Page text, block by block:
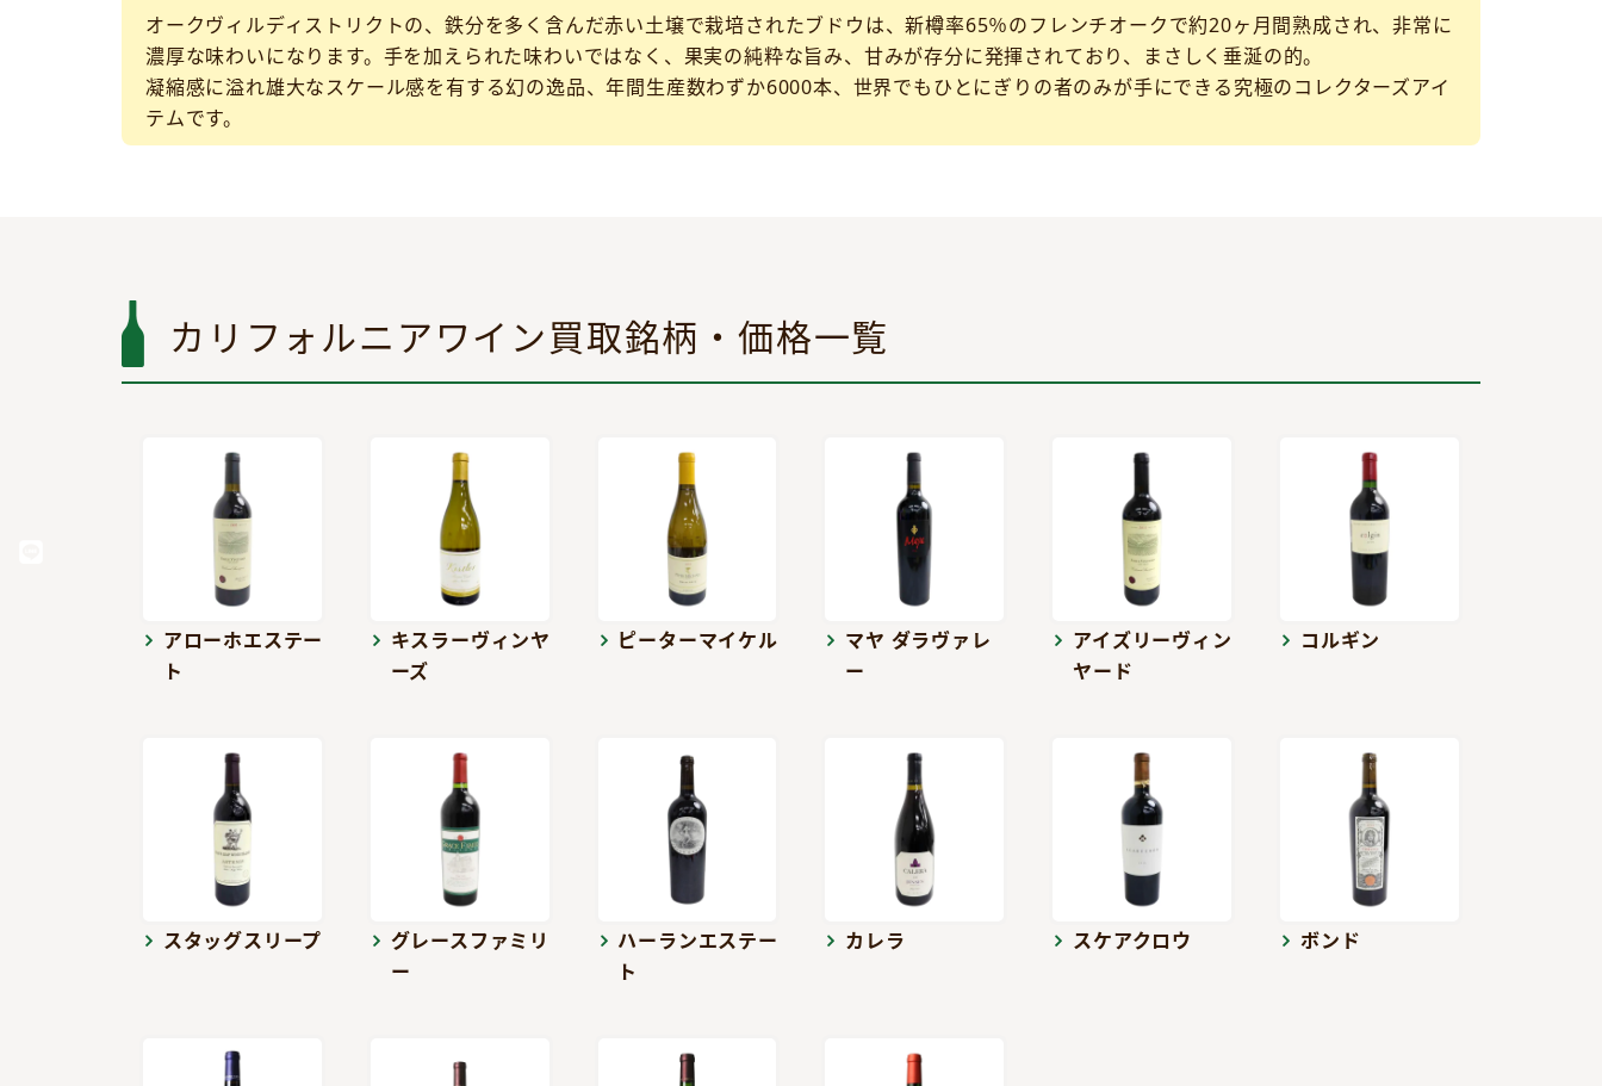
オークヴィルディストリクトの、鉄分を多く含んだ赤い土壌で栽培されたブドウは、新樽率65％のフレンチオークで約20ヶ月間熟成され、非常に
濃厚な味わいになります。手を加えられた味わいではなく、果実の純粋な旨み、甘みが存分に発揮されており、まさしく垂涎の的。
凝縮感に溢れ雄大なスケール感を有する幻の逸品、年間生産数わずか6000本、世界でもひとにぎりの者のみが手にできる究極のコレクターズアイ
テムです。
カリフォルニアワイン買取銘柄・価格一覧
アローホエステー
ト
キスラーヴィンヤ
ーズ
ピーターマイケル
マヤ ダラヴァレ
ー
アイズリーヴィン
ヤード
コルギン
スタッグスリープ
グレースファミリ
ー
ハーランエステー
ト
カレラ スケアクロウ ボンド